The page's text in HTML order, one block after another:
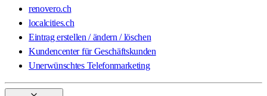
renovero.ch
localcities.ch
Eintrag erstellen / ändern / löschen
Kundencenter für Geschäftskunden
Unerwünschtes Telefonmarketing